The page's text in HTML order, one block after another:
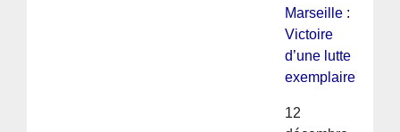
Marseille :
Victoire
d’une lutte
exemplaire
12